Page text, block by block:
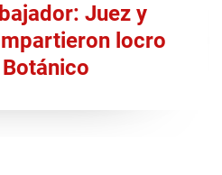
Juez y
locro